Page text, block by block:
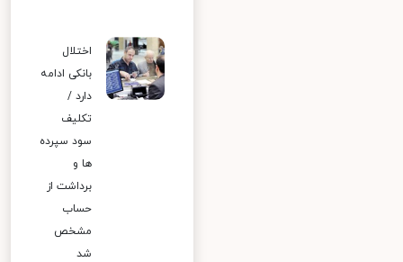
اختلال
بانکی ادامه
دارد /
تکلیف
سود سپرده
ها و
برداشت از
حساب
مشخص
شد